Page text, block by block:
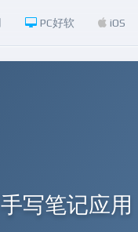
PC好软 iOS
写笔记应用